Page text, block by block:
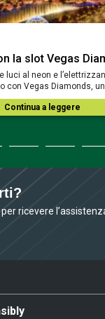
la slot Vegas
luci al neon e
con Vegas Diamonds,
Continua a leggere
ricevere